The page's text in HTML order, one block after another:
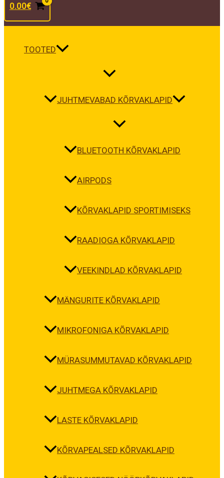
0.00€
TOOTED
JUHTMEVABAD KÕRVAKLAPID
BLUETOOTH KÕRVAKLAPID
AIRPODS
KÕRVAKLAPID SPORTIMISEKS
RAADIOGA KÕRVAKLAPID
VEEKINDLAD KÕRVAKLAPID
MÄNGURITE KÕRVAKLAPID
MIKROFONIGA KÕRVAKLAPID
MÜRASUMMUTAVAD KÕRVAKLAPID
JUHTMEGA KÕRVAKLAPID
LASTE KÕRVAKLAPID
KÕRVAPEALSED KÕRVAKLAPID